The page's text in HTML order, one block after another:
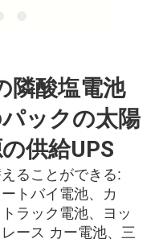
隣酸塩電池
ックの太陽
供給UPS
ることができる:
トバイ電池、カ
ラック電池、ヨッ
ース カー電池、三